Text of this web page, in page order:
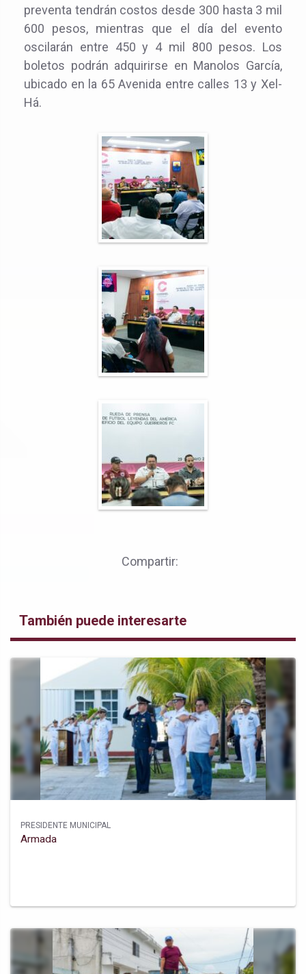
preventa tendrán costos desde 300 hasta 3 mil
600 pesos, mientras que el día del evento
oscilarán entre 450 y 4 mil 800 pesos. Los
boletos podrán adquirirse en Manolos García,
ubicado en la 65 Avenida entre calles 13 y Xel-
Há.
Compartir:
También puede interesarte
PRESIDENTE MUNICIPAL
Armada